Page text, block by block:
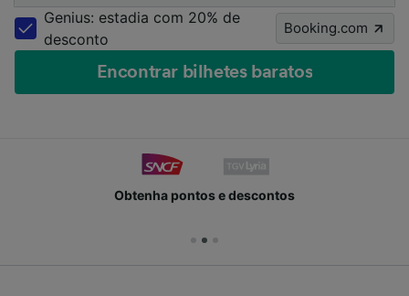
Genius: estadia com 20% de
desconto
Booking.com
Encontrar bilhetes baratos
Obtenha pontos e descontos